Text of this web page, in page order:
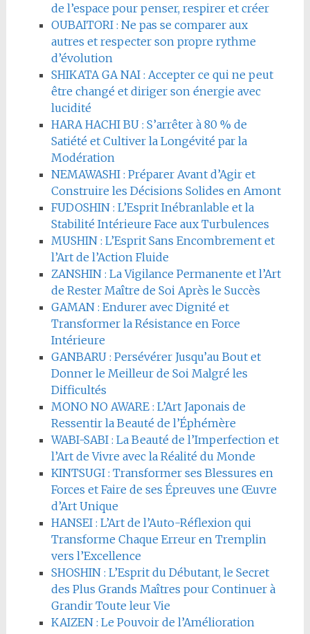
de l’espace pour penser, respirer et créer
OUBAITORI : Ne pas se comparer aux
autres et respecter son propre rythme
d’évolution
SHIKATA GA NAI : Accepter ce qui ne peut
être changé et diriger son énergie avec
lucidité
HARA HACHI BU : S’arrêter à 80 % de
Satiété et Cultiver la Longévité par la
Modération
NEMAWASHI : Préparer Avant d’Agir et
Construire les Décisions Solides en Amont
FUDOSHIN : L’Esprit Inébranlable et la
Stabilité Intérieure Face aux Turbulences
MUSHIN : L’Esprit Sans Encombrement et
l’Art de l’Action Fluide
ZANSHIN : La Vigilance Permanente et l’Art
de Rester Maître de Soi Après le Succès
GAMAN : Endurer avec Dignité et
Transformer la Résistance en Force
Intérieure
GANBARU : Persévérer Jusqu’au Bout et
Donner le Meilleur de Soi Malgré les
Difficultés
MONO NO AWARE : L’Art Japonais de
Ressentir la Beauté de l’Éphémère
WABI-SABI : La Beauté de l’Imperfection et
l’Art de Vivre avec la Réalité du Monde
KINTSUGI : Transformer ses Blessures en
Forces et Faire de ses Épreuves une Œuvre
d’Art Unique
HANSEI : L’Art de l’Auto-Réflexion qui
Transforme Chaque Erreur en Tremplin
vers l’Excellence
SHOSHIN : L’Esprit du Débutant, le Secret
des Plus Grands Maîtres pour Continuer à
Grandir Toute leur Vie
KAIZEN : Le Pouvoir de l’Amélioration